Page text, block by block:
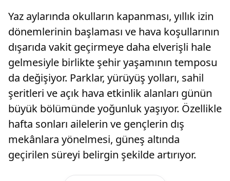
Yaz aylarında okulların kapanması, yıllık izin
dönemlerinin başlaması ve hava koşullarının
dışarıda vakit geçirmeye daha elverişli hale
gelmesiyle birlikte şehir yaşamının temposu
da değişiyor. Parklar, yürüyüş yolları, sahil
şeritleri ve açık hava etkinlik alanları günün
büyük bölümünde yoğunluk yaşıyor. Özellikle
hafta sonları ailelerin ve gençlerin dış
mekânlara yönelmesi, güneş altında
geçirilen süreyi belirgin şekilde artırıyor.